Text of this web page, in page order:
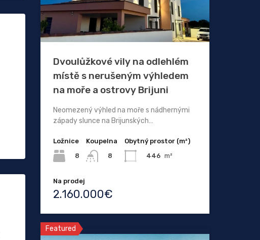
Dvoulůžkové vily na odlehlém
místě s nerušeným výhledem
na moře a ostrovy Brijuni
Neomezený výhled na moře s nádhernými
západy slunce na Brijunských…
Ložnice
8
Koupelna
8
Obytný prostor (m²)
446 m²
Na prodej
2.160.000€
Featured